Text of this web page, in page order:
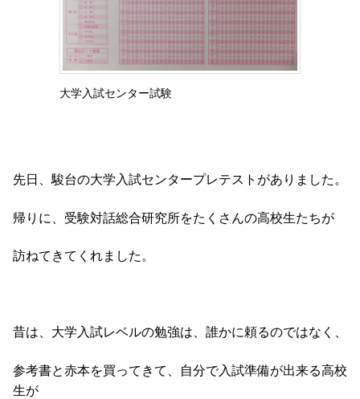
大学入試センター試験
先日、駿台の大学入試センタープレテストがありました。
帰りに、受験対話総合研究所をたくさんの高校生たちが
訪ねてきてくれました。
昔は、大学入試レベルの勉強は、誰かに頼るのではなく、
参考書と赤本を買ってきて、自分で入試準備が出来る高校
生が